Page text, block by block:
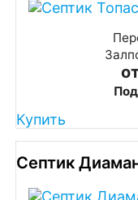
Купить
Септик